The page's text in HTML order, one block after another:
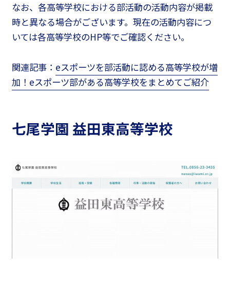
なお、各高等学校における部活動の活動内容が掲載
時と異なる場合がございます。現在の活動内容につ
いては各高等学校のHP等でご確認ください。
関連記事： eスポーツを部活動に認める高等学校が増
加！eスポーツ部がある高等学校をまとめてご紹介
七尾学園 益田東高等学校